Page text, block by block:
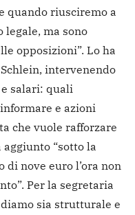
quando riusciremo a
ma sono
opposizioni”. Lo ha
intervenendo
salari: quali
e azioni
che vuole rafforzare
“sotto la
nove euro l’ora non
Per la segretaria
sia strutturale e